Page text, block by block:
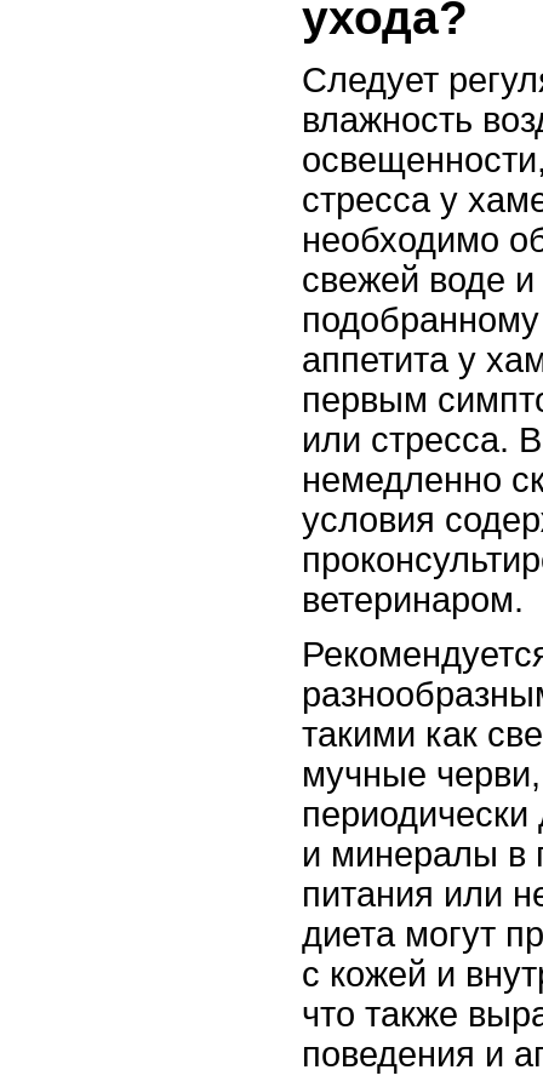
ухода?
Следует
влажность
стресса у
необходимо
свежей воде
аппетита у
первым
или стресса.
немедленно
условия
ветеринаром.
такими как
мучные
и минералы в
питания или
диета могут
с кожей и
что также
поведения и